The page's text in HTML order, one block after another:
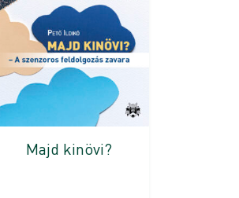
Majd kinövi?